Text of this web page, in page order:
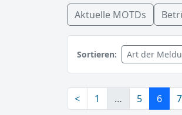
Aktuelle MOTDs
Sortieren: Art der
< 1 … 5 6 7